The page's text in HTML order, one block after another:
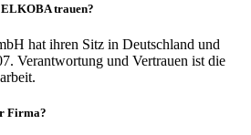
trauen?
hat ihren Sitz in Deutschland und
Verantwortung und Vertrauen ist die
Firma?